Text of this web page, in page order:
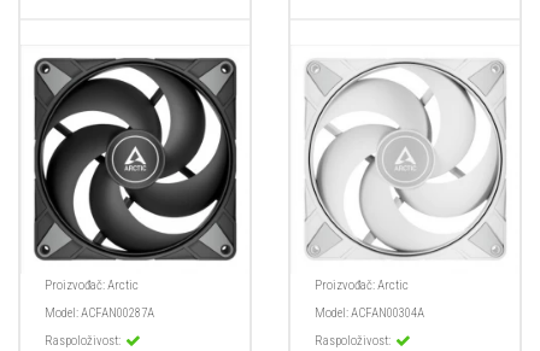
Proizvođač:Arctic
Model:ACFAN00287A
Raspoloživost:
Proizvođač:Arctic
Model:ACFAN00304A
Raspoloživost: